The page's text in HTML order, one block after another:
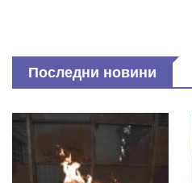
Последни новини